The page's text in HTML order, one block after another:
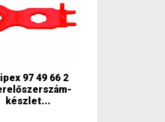
97 49 66 2
készlet...